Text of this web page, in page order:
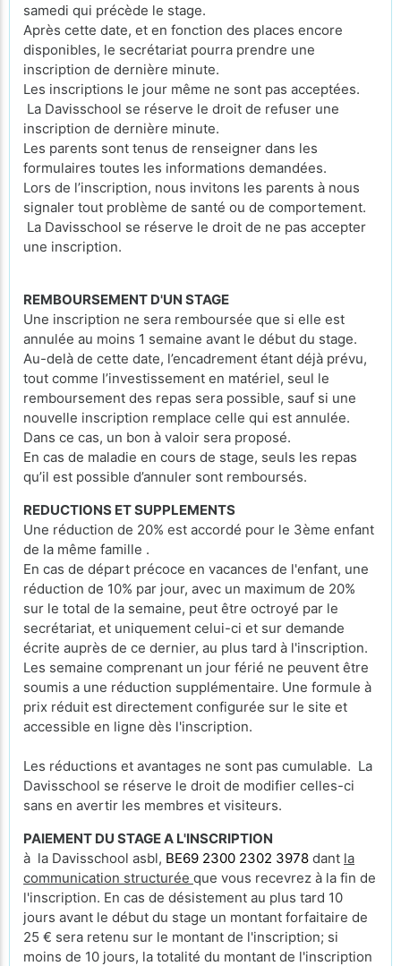
samedi qui précède le stage.
Après cette date, et en fonction des places encore
disponibles, le secrétariat pourra prendre une
inscription de dernière minute.
Les inscriptions le jour même ne sont pas acceptées.
La Davisschool se réserve le droit de refuser une
inscription de dernière minute.
Les parents sont tenus de renseigner dans les
formulaires toutes les informations demandées.
Lors de l’inscription, nous invitons les parents à nous
signaler tout problème de santé ou de comportement.
La Davisschool se réserve le droit de ne pas accepter
une inscription.
REMBOURSEMENT D'UN STAGE
Une inscription ne sera remboursée que si elle est
annulée au moins 1 semaine avant le début du stage.
Au-delà de cette date, l’encadrement étant déjà prévu,
tout comme l’investissement en matériel, seul le
remboursement des repas sera possible, sauf si une
nouvelle inscription remplace celle qui est annulée.
Dans ce cas, un bon à valoir sera proposé.
En cas de maladie en cours de stage, seuls les repas
qu’il est possible d’annuler sont remboursés.
REDUCTIONS ET SUPPLEMENTS
Une réduction de 20% est accordé pour le 3ème enfant
de la même famille .
En cas de départ précoce en vacances de l'enfant, une
réduction de 10% par jour, avec un maximum de 20%
sur le total de la semaine, peut être octroyé par le
secrétariat, et uniquement celui-ci et sur demande
écrite auprès de ce dernier, au plus tard à l'inscription.
Les semaine comprenant un jour férié ne peuvent être
soumis a une réduction supplémentaire. Une formule à
prix réduit est directement configurée sur le site et
accessible en ligne dès l'inscription.
Les réductions et avantages ne sont pas cumulable. La
Davisschool se réserve le droit de modifier celles-ci
sans en avertir les membres et visiteurs.
PAIEMENT DU STAGE A L'INSCRIPTION
à la Davisschool asbl, BE69 2300 2302 3978 dant la
communication structurée que vous recevrez à la fin de
l'inscription. En cas de désistement au plus tard 10
jours avant le début du stage un montant forfaitaire de
25 € sera retenu sur le montant de l'inscription; si
moins de 10 jours, la totalité du montant de l'inscription